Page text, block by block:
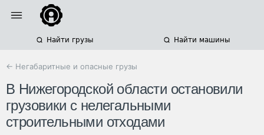
Найти грузы Найти машины
← Негабаритные и опасные грузы
В Нижегородской области остановили
грузовики с нелегальными
строительными отходами